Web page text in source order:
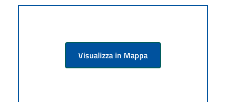
Visualizza in Mappa